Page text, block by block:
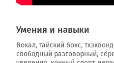
Умения и навыки
Вокал, тайский бокс,
свободный разговорный,